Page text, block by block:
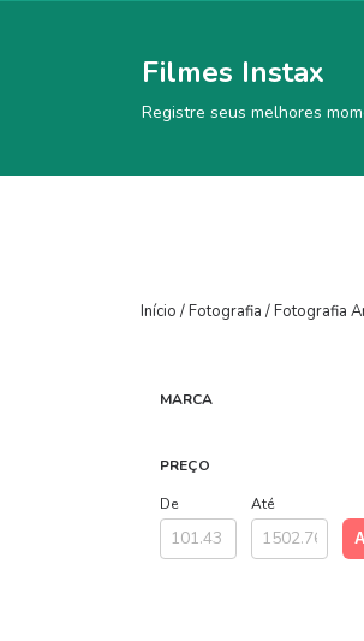
Filmes Instax
Registre seus melhores
Início /Fotografia /Fotografia
MARCA
PREÇO
De
Até